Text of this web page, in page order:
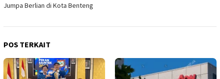
Jumpa Berlian di Kota Benteng
POS TERKAIT